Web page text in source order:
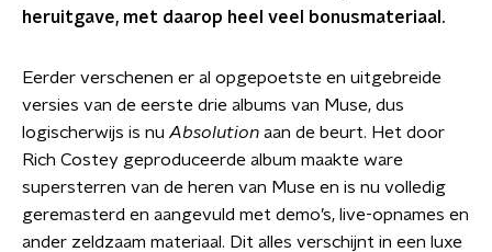
heruitgave, met daarop heel veel bonusmateriaal.
Eerder verschenen er al opgepoetste en uitgebreide
versies van de eerste drie albums van Muse, dus
logischerwijs is nu Absolution aan de beurt. Het door
Rich Costey geproduceerde album maakte ware
supersterren van de heren van Muse en is nu volledig
geremasterd en aangevuld met demo’s, live-opnames en
ander zeldzaam materiaal. Dit alles verschijnt in een luxe